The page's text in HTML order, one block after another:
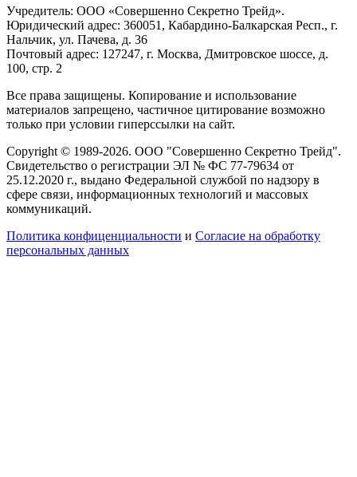
Учредитель: ООО «Совершенно Секретно Трейд».
Юридический адрес: 360051, Кабардино-Балкарская Респ., г.
Нальчик, ул. Пачева, д. 36
Почтовый адрес: 127247, г. Москва, Дмитровское шоссе, д.
100, стр. 2
Все права защищены. Копирование и использование
материалов запрещено, частичное цитирование возможно
только при условии гиперссылки на сайт.
Copyright © 1989-2026. ООО "Совершенно Секретно Трейд".
Свидетельство о регистрации ЭЛ № ФС 77-79634 от
25.12.2020 г., выдано Федеральной службой по надзору в
сфере связи, информационных технологий и массовых
коммуникаций.
Политика конфиценциальности и Согласие на обработку
персональных данных